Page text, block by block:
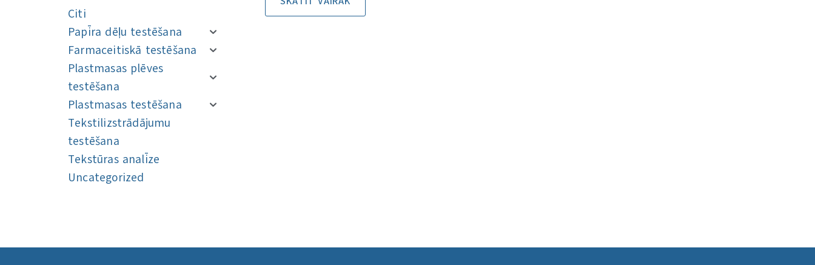
Citi
Papīra dēļu testēšana
Farmaceitiskā testēšana
Plastmasas plēves
testēšana
Plastmasas testēšana
Tekstilizstrādājumu
testēšana
Tekstūras analīze
Uncategorized